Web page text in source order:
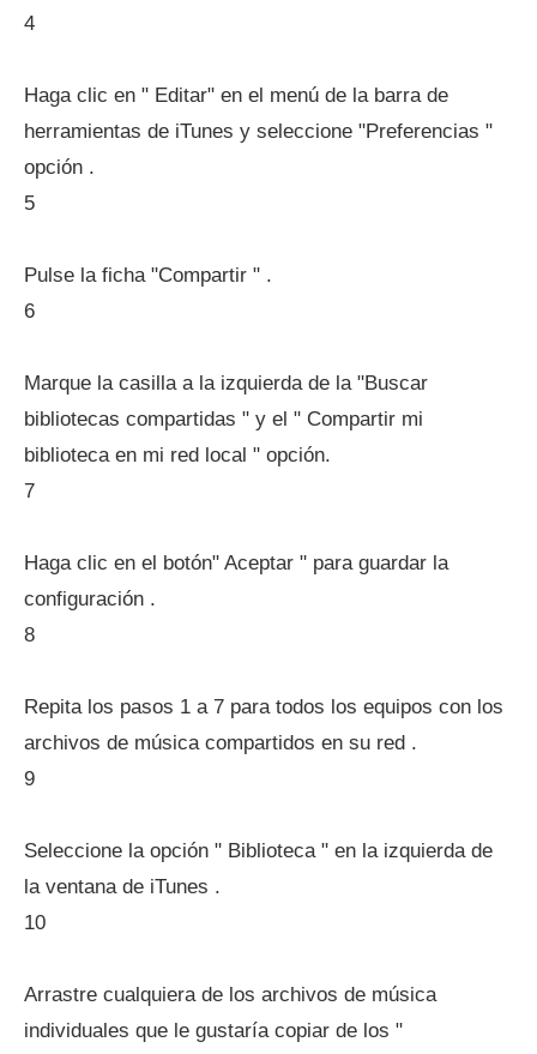
4
Haga clic en " Editar" en el menú de la barra de
herramientas de iTunes y seleccione "Preferencias "
opción .
5
Pulse la ficha "Compartir " .
6
Marque la casilla a la izquierda de la "Buscar
bibliotecas compartidas " y el " Compartir mi
biblioteca en mi red local " opción.
7
Haga clic en el botón" Aceptar " para guardar la
configuración .
8
Repita los pasos 1 a 7 para todos los equipos con los
archivos de música compartidos en su red .
9
Seleccione la opción " Biblioteca " en la izquierda de
la ventana de iTunes .
10
Arrastre cualquiera de los archivos de música
individuales que le gustaría copiar de los "